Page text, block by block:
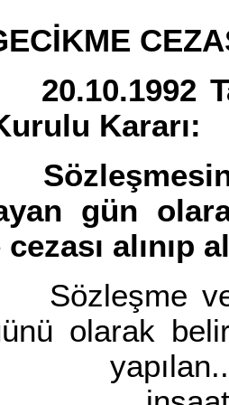
Tarih
Kararı:
gün
alınıp
ve
olarak